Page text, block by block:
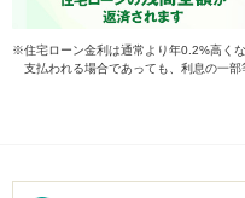
※住宅ローン金利は通常より年0.2%高く
支払われる場合であっても、利息の一部